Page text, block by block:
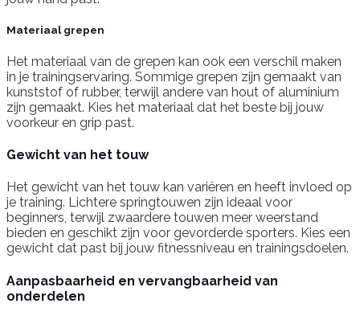
Materiaal grepen
Het materiaal van de grepen kan ook een verschil maken
in je trainingservaring. Sommige grepen zijn gemaakt van
kunststof of rubber, terwijl andere van hout of aluminium
zijn gemaakt. Kies het materiaal dat het beste bij jouw
voorkeur en grip past.
Gewicht van het touw
Het gewicht van het touw kan variëren en heeft invloed op
je training. Lichtere springtouwen zijn ideaal voor
beginners, terwijl zwaardere touwen meer weerstand
bieden en geschikt zijn voor gevorderde sporters. Kies een
gewicht dat past bij jouw fitnessniveau en trainingsdoelen.
Aanpasbaarheid en vervangbaarheid van
onderdelen